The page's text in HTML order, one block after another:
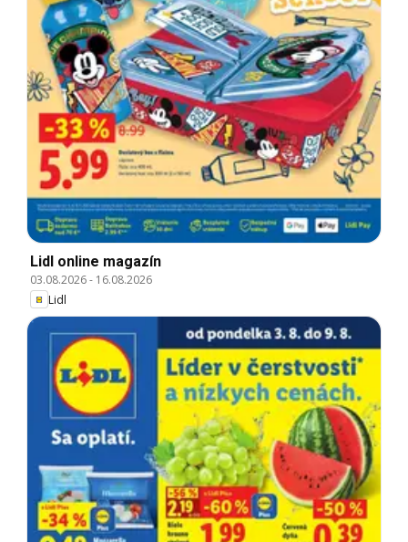
Lidl online magazín
03.08.2026- 16.08.2026
Lidl